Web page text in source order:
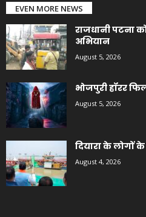
EVEN MORE NEWS
राजधानी पटना
अभियान
August 5, 2026
भोजपुरी हॉरर
August 5, 2026
दियारा के लोगों के
August 4, 2026